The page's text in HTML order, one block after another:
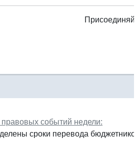
событий недели:
сроки перевода